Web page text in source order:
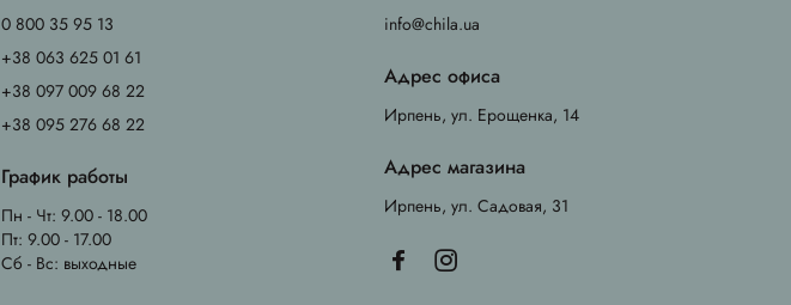
0 800 35 95 13
+38 063 625 01 61
+38 097 009 68 22
+38 095 276 68 22
График работы
Пн - Чт: 9.00 - 18.00
Пт: 9.00 - 17.00
Сб - Вс: выходные
info@chila.ua
Адрес офиса
Ирпень, ул. Ерощенка, 14
Адрес магазина
Ирпень, ул. Садовая, 31